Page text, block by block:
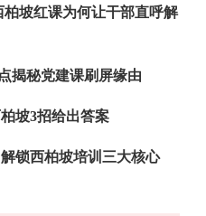
坡红课为何让干部直呼解
揭秘党建课刷屏缘由
坡3招给出答案
锁西柏坡培训三大核心